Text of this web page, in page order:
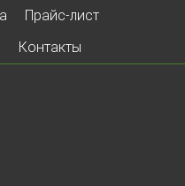
Прайс-лист
Контакты